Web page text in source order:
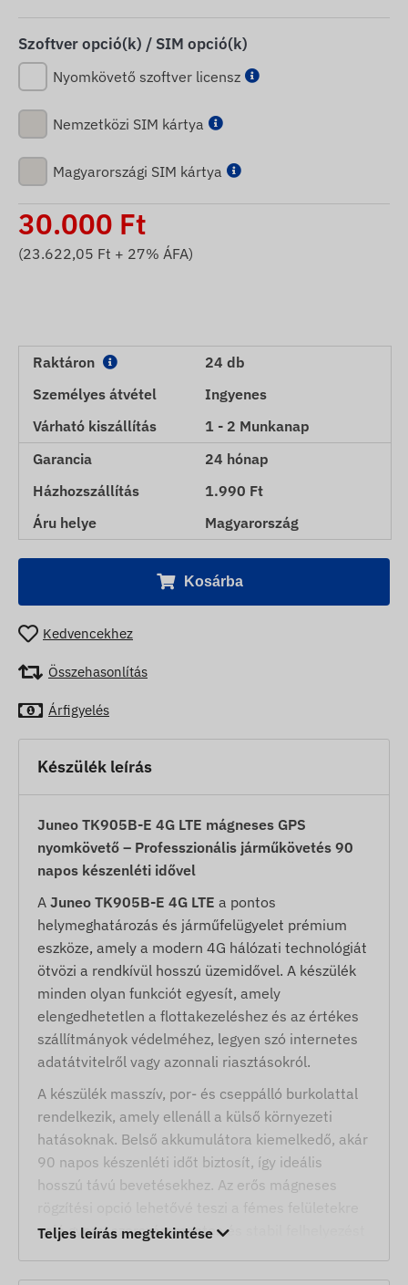
Szoftver opció(k) / SIM opció(k)
Nyomkövető szoftver licensz
Nemzetközi SIM kártya
Magyarországi SIM kártya
30.000 Ft
(23.622,05 Ft + 27% ÁFA)
Raktáron
24 db
Személyes átvétel
Ingyenes
Várható kiszállítás
1 - 2 Munkanap
Garancia
24 hónap
Házhozszállítás
1.990 Ft
Áru helye
Magyarország
Kosárba
Kedvencekhez
Összehasonlítás
Árfigyelés
Készülék leírás
Juneo TK905B-E 4G LTE mágneses GPS
nyomkövető – Professzionális járműkövetés 90
napos készenléti idővel
A Juneo TK905B-E 4G LTE a pontos
helymeghatározás és járműfelügyelet prémium
eszköze, amely a modern 4G hálózati technológiát
ötvözi a rendkívül hosszú üzemidővel. A készülék
minden olyan funkciót egyesít, amely
elengedhetetlen a flottakezeléshez és az értékes
szállítmányok védelméhez, legyen szó internetes
adatátvitelről vagy azonnali riasztásokról.
A készülék masszív, por- és cseppálló burkolattal
rendelkezik, amely ellenáll a külső környezeti
hatásoknak. Belső akkumulátora kiemelkedő, akár
90 napos készenléti időt biztosít, így ideális
hosszú távú bevetésekhez. Az erős mágneses
való gyors, szerszámmentes és stabil felhelyezést
Teljes leírás megtekintése